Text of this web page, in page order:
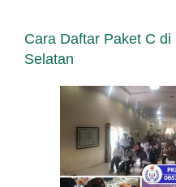
Cara Daftar Paket C
Selatan